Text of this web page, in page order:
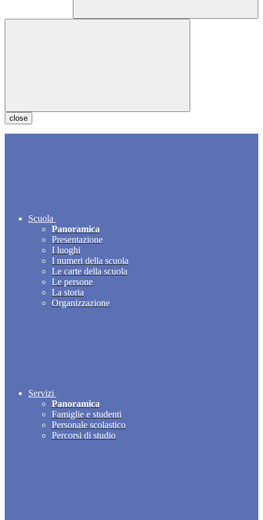
close
Scuola
Panoramica
Presentazione
I luoghi
I numeri della scuola
Le carte della scuola
Le persone
La storia
Organizzazione
Servizi
Panoramica
Famiglie e studenti
Personale scolastico
Percorsi di studio